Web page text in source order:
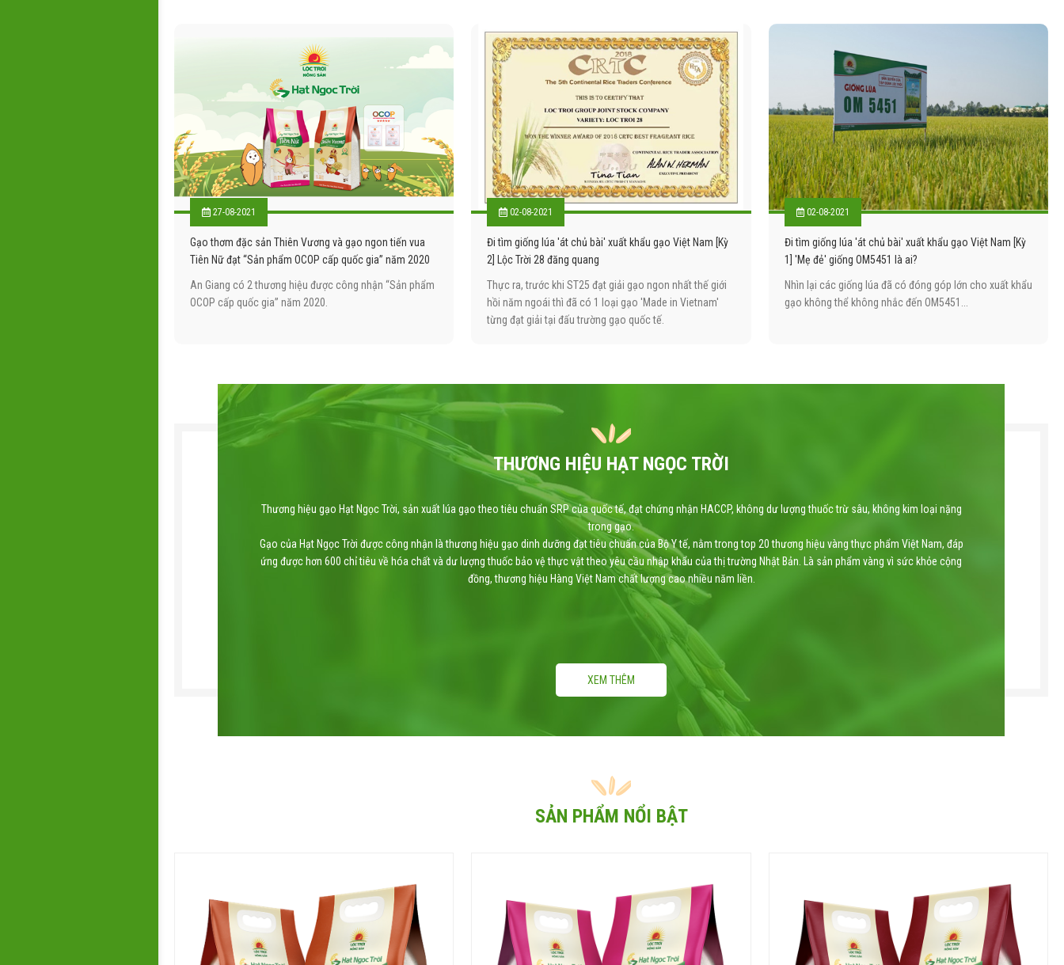
Gạo thơm đặc sản Thiên Vương và gạo ngon tiến vua
Tiên Nữ đạt “Sản phẩm OCOP cấp quốc gia” năm 2020
27-08-2021
An Giang có 2 thương hiệu được công nhận “Sản phẩm
OCOP cấp quốc gia” năm 2020.
Đi tìm giống lúa 'át chủ bài' xuất khẩu gạo Việt Nam [Kỳ
2] Lộc Trời 28 đăng quang
02-08-2021
Thực ra, trước khi ST25 đạt giải gạo ngon nhất thế giới
hồi năm ngoái thì đã có 1 loại gạo 'Made in Vietnam'
từng đạt giải tại đấu trường gạo quốc tế.
Đi tìm giống lúa 'át chủ bài' xuất khẩu gạo Việt Nam [Kỳ
1] 'Mẹ đẻ' giống OM5451 là ai?
02-08-2021
Nhìn lại các giống lúa đã có đóng góp lớn cho xuất khẩu
gạo không thể không nhắc đến OM5451...
THƯƠNG HIỆU HẠT NGỌC TRỜI
Thương hiệu gạo Hạt Ngọc Trời, sản xuất lúa gạo theo tiêu chuẩn SRP của quốc tế, đạt chứng nhận HACCP, không dư lượng thuốc trừ sâu, không kim loại nặng
trong gạo.
Gạo của Hạt Ngọc Trời được công nhận là thương hiệu gạo dinh dưỡng đạt tiêu chuẩn của Bộ Y tế, nằm trong top 20 thương hiệu vàng thực phẩm Việt Nam, đáp
ứng được hơn 600 chỉ tiêu về hóa chất và dư lượng thuốc bảo vệ thực vật theo yêu cầu nhập khẩu của thị trường Nhật Bản. Là sản phẩm vàng vì sức khỏe cộng
đồng, thương hiệu Hàng Việt Nam chất lượng cao nhiều năm liền.
XEM THÊM
SẢN PHẨM NỔI BẬT